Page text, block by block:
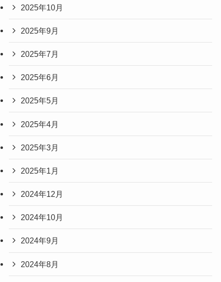
2025年10月
2025年9月
2025年7月
2025年6月
2025年5月
2025年4月
2025年3月
2025年1月
2024年12月
2024年10月
2024年9月
2024年8月